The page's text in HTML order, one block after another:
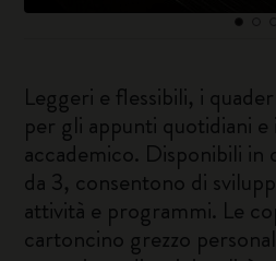
Leggeri e flessibili, i
per gli appunti quotidiani
accademico. Disponibili in
da 3, consentono di
attività e programmi. Le
cartoncino grezzo